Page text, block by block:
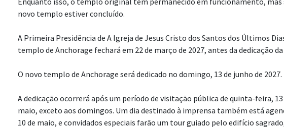
novo templo estiver concluído.
A Primeira Presidência de A Igreja de Jesus Cristo dos Santos dos Últimos
templo de Anchorage fechará em 22 de março de 2027, antes da dedicação
O novo templo de Anchorage será dedicado no domingo, 13 de junho de 2027.
A dedicação ocorrerá após um período de visitação pública de quinta-feira, 13
maio, exceto aos domingos. Um dia destinado à imprensa também está
10 de maio, e convidados especiais farão um tour guiado pelo edifício